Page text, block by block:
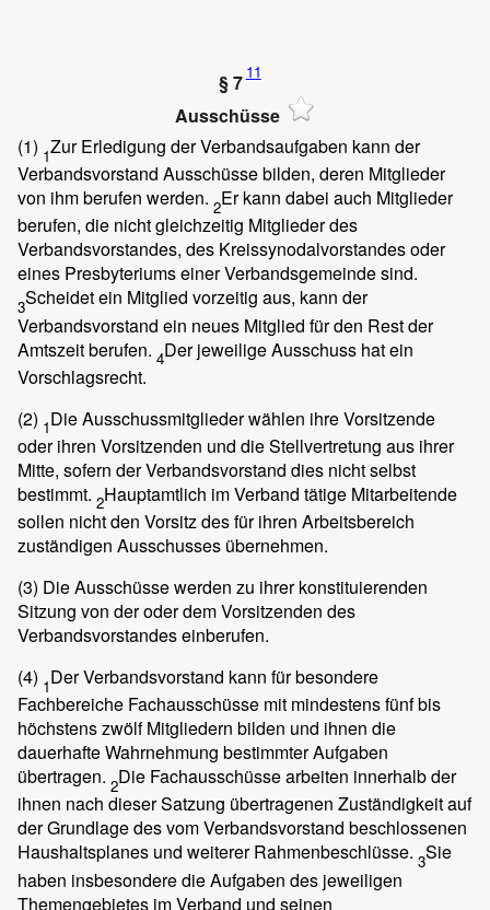
§ 7 11
Ausschüsse
(1) 1Zur Erledigung der Verbandsaufgaben kann der
Verbandsvorstand Ausschüsse bilden, deren Mitglieder
von ihm berufen werden. 2Er kann dabei auch Mitglieder
berufen, die nicht gleichzeitig Mitglieder des
Verbandsvorstandes, des Kreissynodalvorstandes oder
eines Presbyteriums einer Verbandsgemeinde sind.
3Scheidet ein Mitglied vorzeitig aus, kann der
Verbandsvorstand ein neues Mitglied für den Rest der
Amtszeit berufen. 4Der jeweilige Ausschuss hat ein
Vorschlagsrecht.
(2) 1Die Ausschussmitglieder wählen ihre Vorsitzende
oder ihren Vorsitzenden und die Stellvertretung aus ihrer
Mitte, sofern der Verbandsvorstand dies nicht selbst
bestimmt. 2Hauptamtlich im Verband tätige Mitarbeitende
sollen nicht den Vorsitz des für ihren Arbeitsbereich
zuständigen Ausschusses übernehmen.
(3) Die Ausschüsse werden zu ihrer konstituierenden
Sitzung von der oder dem Vorsitzenden des
Verbandsvorstandes einberufen.
(4) 1Der Verbandsvorstand kann für besondere
Fachbereiche Fachausschüsse mit mindestens fünf bis
höchstens zwölf Mitgliedern bilden und ihnen die
dauerhafte Wahrnehmung bestimmter Aufgaben
übertragen. 2Die Fachausschüsse arbeiten innerhalb der
ihnen nach dieser Satzung übertragenen Zuständigkeit auf
der Grundlage des vom Verbandsvorstand beschlossenen
Haushaltsplanes und weiterer Rahmenbeschlüsse. 3Sie
haben insbesondere die Aufgaben des jeweiligen
Themengebietes im Verband und seinen